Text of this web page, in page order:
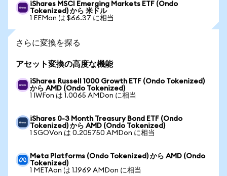
iShares MSCI Emerging Markets ETF (Ondo
Tokenized) から 米ドル
1 EEMon は $66.37 に相当
さらに変換を探る
アセット変換の高度な機能
iShares Russell 1000 Growth ETF (Ondo Tokenized)
から AMD (Ondo Tokenized)
1 IWFon は 1.0065 AMDon に相当
iShares 0-3 Month Treasury Bond ETF (Ondo
Tokenized) から AMD (Ondo Tokenized)
1 SGOVon は 0.205750 AMDon に相当
Meta Platforms (Ondo Tokenized) から AMD (Ondo
Tokenized)
1 METAon は 1.1969 AMDon に相当